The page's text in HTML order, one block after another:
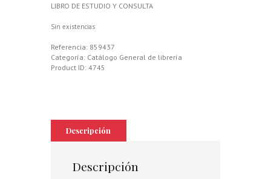
LIBRO DE ESTUDIO Y CONSULTA
Sin existencias
Referencia: 859437
Categoría: Catálogo General de librería
Product ID: 4745
Descripción
Descripción